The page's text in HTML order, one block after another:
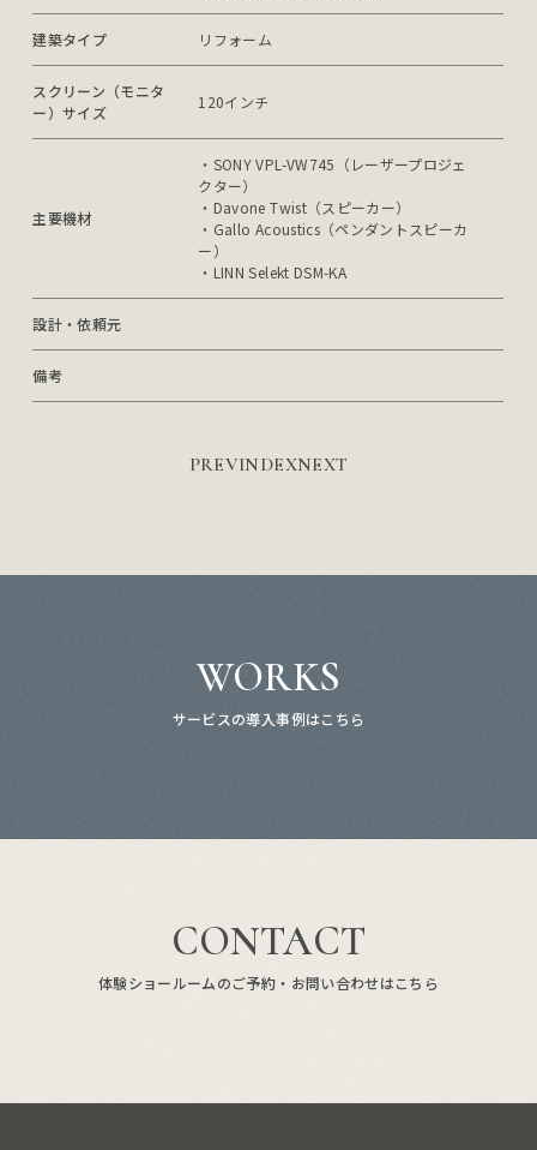
建築タイプ リフォーム
スクリーン（モニタ
ー）サイズ
120インチ
主要機材
・SONY VPL-VW745（レーザープロジェ
クター）
・Davone Twist（スピーカー）
・Gallo Acoustics（ペンダントスピーカ
ー）
・LINN Selekt DSM-KA
設計・依頼元
備考
PREVINDEXNEXT
WORKS
サービスの導入事例はこちら
CONTACT
体験ショールームのご予約・お問い合わせはこちら